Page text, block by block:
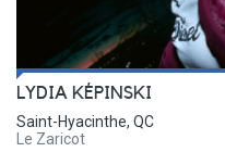
LYDIA KÉPINSKI
Saint-Hyacinthe, QC
Le Zaricot